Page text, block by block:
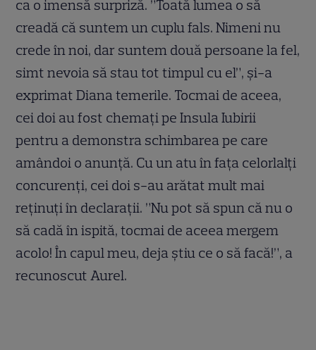
ca o imensă surpriză. ”Toată lumea o să
creadă că suntem un cuplu fals. Nimeni nu
crede în noi, dar suntem două persoane la fel,
simt nevoia să stau tot timpul cu el”, și-a
exprimat Diana temerile. Tocmai de aceea,
cei doi au fost chemați pe Insula Iubirii
pentru a demonstra schimbarea pe care
amândoi o anunță. Cu un atu în fața celorlalți
concurenți, cei doi s-au arătat mult mai
reținuți în declarații. ”Nu pot să spun că nu o
să cadă în ispită, tocmai de aceea mergem
acolo! În capul meu, deja știu ce o să facă!”, a
recunoscut Aurel.